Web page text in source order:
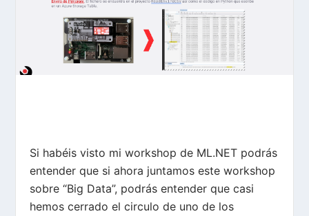
Si habéis visto mi workshop de ML.NET podrás
entender que si ahora juntamos este workshop
sobre “Big Data”, podrás entender que casi
hemos cerrado el circulo de uno de los